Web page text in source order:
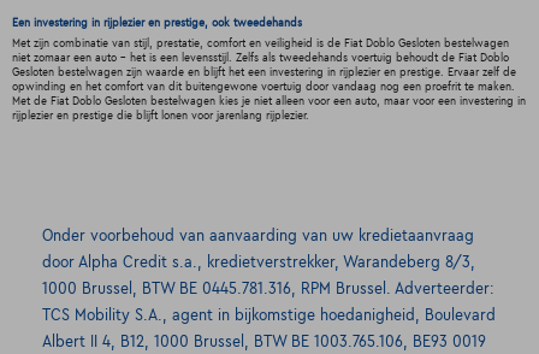
Een investering in rijplezier en prestige, ook tweedehands
Met zijn combinatie van stijl, prestatie, comfort en veiligheid is de Fiat Doblo Gesloten bestelwagen
niet zomaar een auto - het is een levensstijl. Zelfs als tweedehands voertuig behoudt de Fiat Doblo
Gesloten bestelwagen zijn waarde en blijft het een investering in rijplezier en prestige. Ervaar zelf de
opwinding en het comfort van dit buitengewone voertuig door vandaag nog een proefrit te maken.
Met de Fiat Doblo Gesloten bestelwagen kies je niet alleen voor een auto, maar voor een investering in
rijplezier en prestige die blijft lonen voor jarenlang rijplezier.
Onder voorbehoud van aanvaarding van uw kredietaanvraag
door Alpha Credit s.a., kredietverstrekker, Warandeberg 8/3,
1000 Brussel, BTW BE 0445.781.316, RPM Brussel. Adverteerder:
TCS Mobility S.A., agent in bijkomstige hoedanigheid, Boulevard
Albert II 4, B12, 1000 Brussel, BTW BE 1003.765.106, BE93 0019